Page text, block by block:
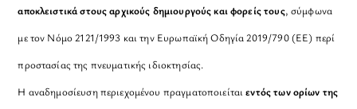
αποκλειστικά στους αρχικούς δημιουργούς και φορείς τους, σύμφωνα
με τον Νόμο 2121/1993 και την Ευρωπαϊκή Οδηγία 2019/790 (ΕΕ) περί
προστασίας της πνευματικής ιδιοκτησίας.
Η αναδημοσίευση περιεχομένου πραγματοποιείταιεντός των ορίων της